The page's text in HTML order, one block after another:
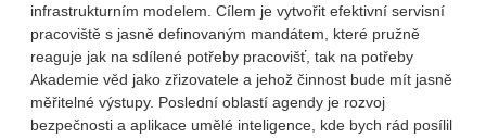
infrastrukturním modelem. Cílem je vytvořit efektivní servisní
pracoviště s jasně definovaným mandátem, které pružně
reaguje jak na sdílené potřeby pracovišť, tak na potřeby
Akademie věd jako zřizovatele a jehož činnost bude mít jasně
měřitelné výstupy. Poslední oblastí agendy je rozvoj
bezpečnosti a aplikace umělé inteligence, kde bych rád posílil